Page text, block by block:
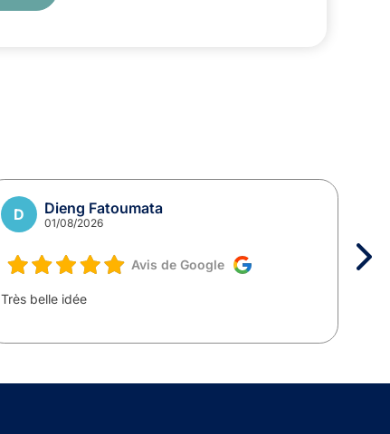
D Dieng Fatoumata
01/08/2026
Avis de Google
Très belle idée